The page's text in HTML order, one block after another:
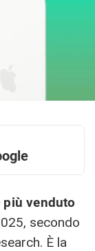
venduto
secondo
È la